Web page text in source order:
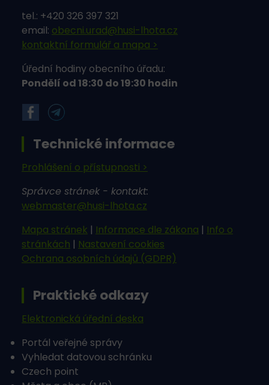
tel.: +420 326 397 321
email: obecni.urad@husi-lhota.cz
kontaktní formulář a mapa >
Úřední hodiny obecního úřadu:
Pondělí od 18:30 do 19:30 hodin
Technické informace
Prohlášení o přístupnosti >
Správce stránek - kontakt:
webmaster@husi-lhota.cz
Mapa stránek | Informace dle zákona | Info o
stránkách | Nastavení cookies
Ochrana osobních údajů (GDPR)
Praktické odkazy
Elektronická úřední deska
Portál veřejné správy
Vyhledat datovou schránku
Czech point